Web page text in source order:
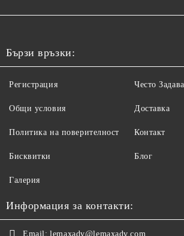
Бързи връзки:
Регистрация
Общи условия
Политика на поверителност
Бисквитки
Често
Доставка
Контакт
Блог
Галерия
Информация за контакти:
Email: lemaxadv@lemaxadv.com